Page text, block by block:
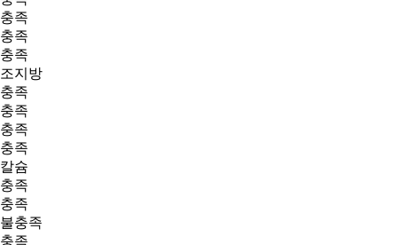
충족
충족
충족
조지방
충족
충족
충족
충족
칼슘
충족
충족
불충족
충족